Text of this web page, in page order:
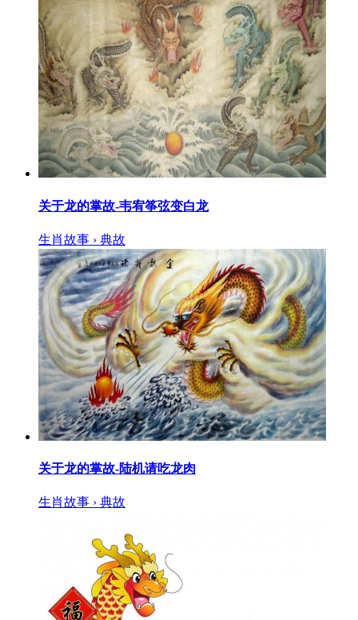
关于龙的掌故-韦宥筝弦变白龙
生肖故事 › 典故
关于龙的掌故-陆机请吃龙肉
生肖故事 › 典故